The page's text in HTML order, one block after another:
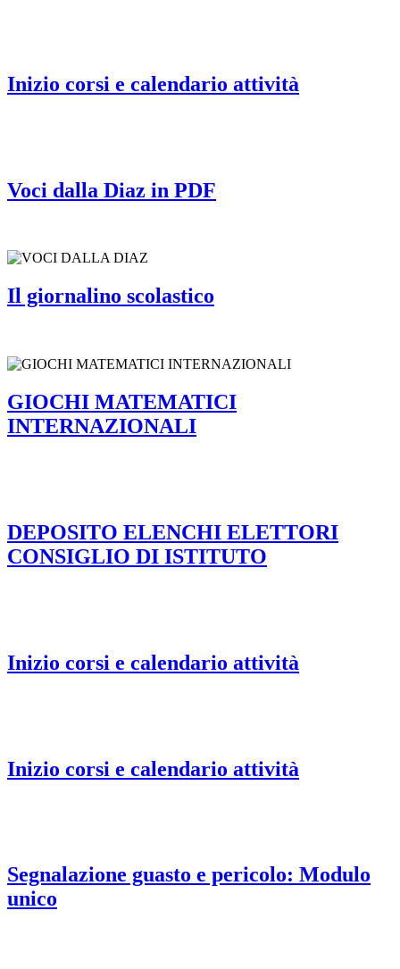
Inizio corsi e calendario attività
Voci dalla Diaz in PDF
Il giornalino scolastico
GIOCHI MATEMATICI
INTERNAZIONALI
DEPOSITO ELENCHI ELETTORI
CONSIGLIO DI ISTITUTO
Inizio corsi e calendario attività
Inizio corsi e calendario attività
Segnalazione guasto e pericolo: Modulo
unico